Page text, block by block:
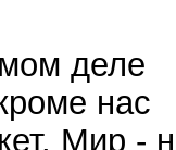
деле
нас
Мир -